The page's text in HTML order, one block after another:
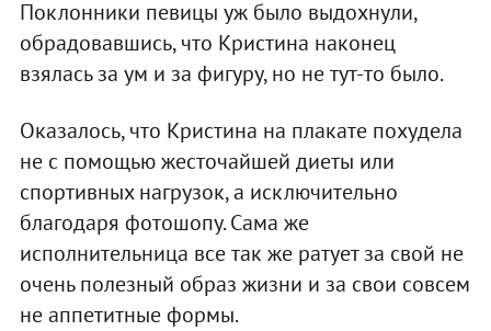
Поклонники певицы уж было выдохнули,
обрадовавшись, что Кристина наконец
взялась за ум и за фигуру, но не тут-то было.
Оказалось, что Кристина на плакате похудела
не с помощью жесточайшей диеты или
спортивных нагрузок, а исключительно
благодаря фотошопу. Сама же
исполнительница все так же ратует за свой не
очень полезный образ жизни и за свои совсем
не аппетитные формы.